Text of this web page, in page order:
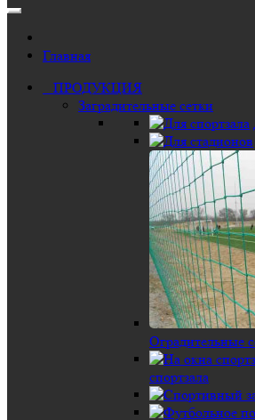
Главная
ПРОДУКЦИЯ
Заградительные сетки
Оградительные
спортзала